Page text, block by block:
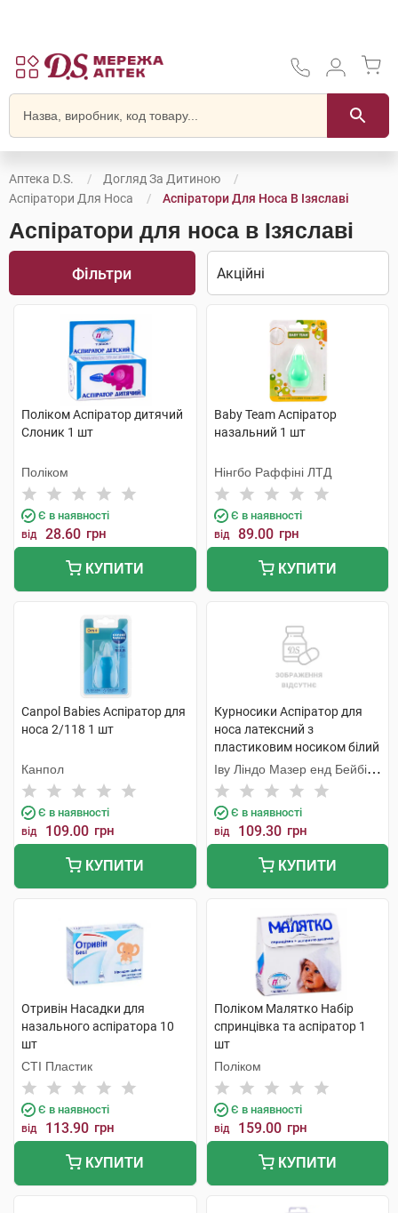
Аптека D.S.
Догляд За Дитиною
Аспіратори Для Носа
Аспіратори Для Носа В Ізяславі
Аспіратори для носа в Ізяславі
Фільтри
Поліком Аспіратор дитячий
Слоник 1 шт
Поліком
Є в наявності
від 28.60 грн
КУПИТИ
Baby Team Аспіратор
назальний 1 шт
Нінгбо Раффіні ЛТД
Є в наявності
від 89.00 грн
КУПИТИ
Canpol Babies Аспіратор для
носа 2/118 1 шт
Канпол
Є в наявності
від 109.00 грн
КУПИТИ
Курносики Аспіратор для
носа латексний з
пластиковим носиком білий
7076 1 шт
Іву Ліндо Мазер енд Бейбі
Продактс
Є в наявності
від 109.30 грн
КУПИТИ
Отривін Насадки для
назального аспіратора 10
шт
СТІ Пластик
Є в наявності
від 113.90 грн
КУПИТИ
Поліком Малятко Набір
спринцівка та аспіратор 1
шт
Поліком
Є в наявності
від 159.00 грн
КУПИТИ